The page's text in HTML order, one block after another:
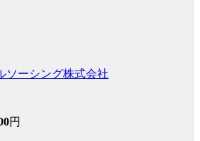
ソーシング株式会社
円